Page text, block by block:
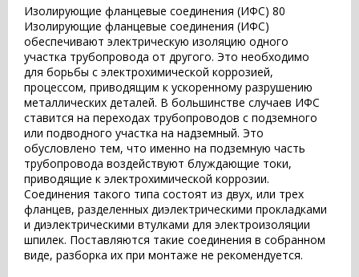
Изолирующие фланцевые соединения (ИФС) 80
Изолирующие фланцевые соединения (ИФС)
обеспечивают электрическую изоляцию одного
участка трубопровода от другого. Это необходимо
для борьбы с электрохимической коррозией,
процессом, приводящим к ускоренному разрушению
металлических деталей. В большинстве случаев ИФС
ставится на переходах трубопроводов с подземного
или подводного участка на надземный. Это
обусловлено тем, что именно на подземную часть
трубопровода воздействуют блуждающие токи,
приводящие к электрохимической коррозии.
Соединения такого типа состоят из двух, или трех
фланцев, разделенных диэлектрическими прокладками
и диэлектрическими втулками для электроизоляции
шпилек. Поставляются такие соединения в собранном
виде, разборка их при монтаже не рекомендуется.